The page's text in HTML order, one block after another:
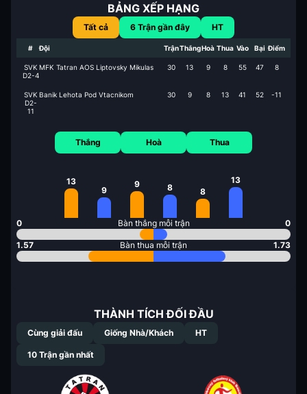
BẢNG XẾP HẠNG
Tất cả 6 Trận gần đây HT
# Đội TrậnThắngHoà Thua Vào Bại Điểm
SVK
D2-4
MFK Tatran AOS Liptovsky Mikulas 30 13 9 8 55 47 8
SVK
D2-
11
Banik Lehota Pod Vtacnikom 30 9 8 13 41 52 -11
Thắng
13
9
Hoà
9 8
Thua
8
13
0 Bàn thắng mỗi trận 0
1.57 Bàn thua mỗi trận 1.73
THÀNH TÍCH ĐỐI ĐẦU
Cùng giải đấu Giống Nhà/Khách HT
10 Trận gần nhất